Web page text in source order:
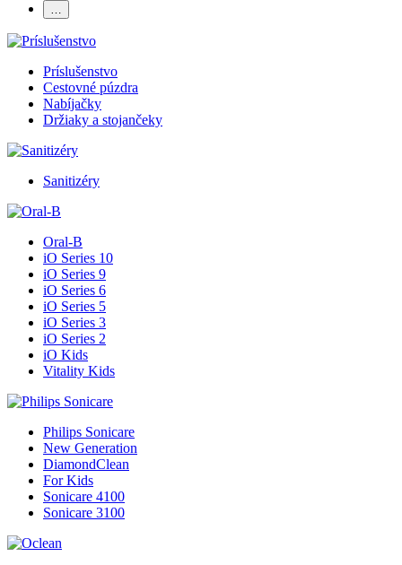
…
Príslušenstvo
Cestovné púzdra
Nabíjačky
Držiaky a stojančeky
Sanitizéry
Oral-B
iO Series 10
iO Series 9
iO Series 6
iO Series 5
iO Series 3
iO Series 2
iO Kids
Vitality Kids
Philips Sonicare
New Generation
DiamondClean
For Kids
Sonicare 4100
Sonicare 3100